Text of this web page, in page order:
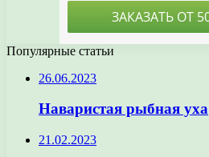
Популярные статьи
26.06.2023
Наваристая рыбная уха
21.02.2023